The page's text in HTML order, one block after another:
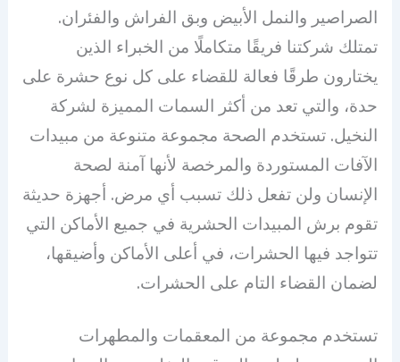
الصراصير والنمل الأبيض وبق الفراش والفئران.
تمتلك شركتنا فريقًا متكاملًا من الخبراء الذين
يختارون طرقًا فعالة للقضاء على كل نوع حشرة على
حدة، والتي تعد من أكثر السمات المميزة لشركة
النخيل. تستخدم الصحة مجموعة متنوعة من مبيدات
الآفات المستوردة والمرخصة لأنها آمنة لصحة
الإنسان ولن تفعل ذلك تسبب أي مرض. أجهزة حديثة
تقوم برش المبيدات الحشرية في جميع الأماكن التي
تتواجد فيها الحشرات، في أعلى الأماكن وأضيقها،
لضمان القضاء التام على الحشرات.
تستخدم مجموعة من المعقمات والمطهرات